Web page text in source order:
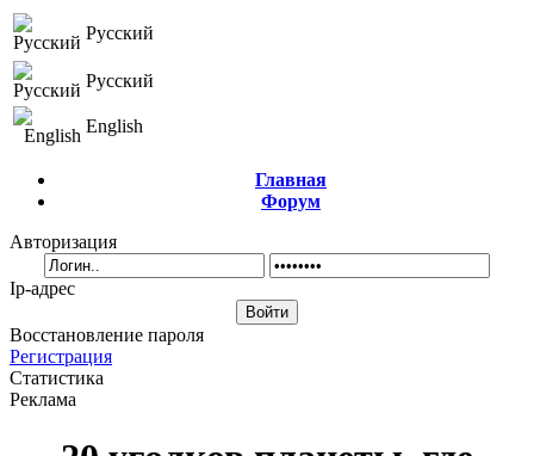
Русский
Русский
English
Главная
Форум
Авторизация
Ip-адрес
Восстановление пароля
Регистрация
Статистика
Реклама